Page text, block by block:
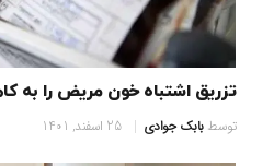
تزریق اشتباه خون مریض را به
توسطبابک جوادی 25 اسفند, 1401